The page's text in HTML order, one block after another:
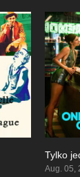
Tylko
Aug. 05,